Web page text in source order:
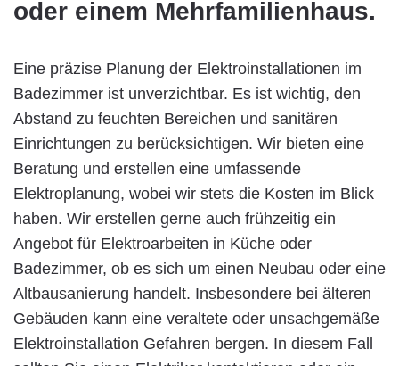
oder einem Mehrfamilienhaus.
Eine präzise Planung der Elektroinstallationen im
Badezimmer ist unverzichtbar. Es ist wichtig, den
Abstand zu feuchten Bereichen und sanitären
Einrichtungen zu berücksichtigen. Wir bieten eine
Beratung und erstellen eine umfassende
Elektroplanung, wobei wir stets die Kosten im Blick
haben. Wir erstellen gerne auch frühzeitig ein
Angebot für Elektroarbeiten in Küche oder
Badezimmer, ob es sich um einen Neubau oder eine
Altbausanierung handelt. Insbesondere bei älteren
Gebäuden kann eine veraltete oder unsachgemäße
Elektroinstallation Gefahren bergen. In diesem Fall